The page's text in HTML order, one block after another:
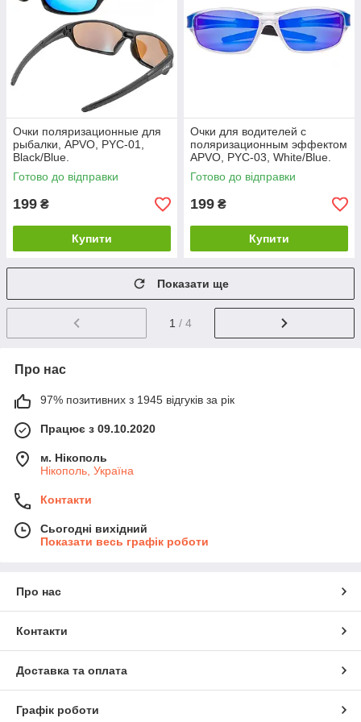
Очки поляризационные для
рыбалки, APVO, PYC-01,
Black/Blue.
Готово до відправки
199 ₴
Купити
Очки для водителей с
поляризационным эффектом
APVO, PYC-03, White/Blue.
Готово до відправки
199 ₴
Купити
Показати ще
1 / 4
Про нас
97% позитивних з 1945 відгуків за рік
Працює з 09.10.2020
м. Нікополь
Нікополь, Україна
Контакти
Сьогодні вихідний
Показати весь графік роботи
Про нас
Контакти
Доставка та оплата
Графік роботи